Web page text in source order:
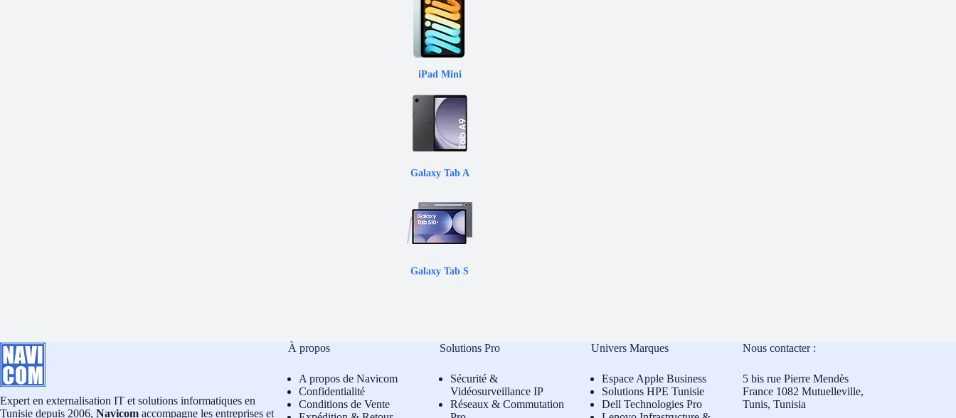
iPad Mini
Galaxy Tab A
Galaxy Tab S
Expert en externalisation IT et solutions informatiques en
Tunisie depuis 2006, Navicom accompagne les entreprises et
À propos
A propos de Navicom
Confidentialité
Conditions de Vente
Solutions Pro
Sécurité &
Vidéosurveillance IP
Réseaux & Commutation
Univers Marques
Espace Apple Business
Solutions HPE Tunisie
Dell Technologies Pro
Nous contacter :
5 bis rue Pierre Mendès
France 1082 Mutuelleville,
Tunis, Tunisia